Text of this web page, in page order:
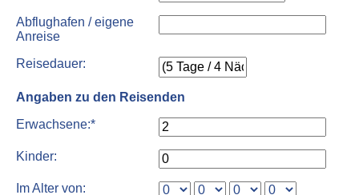
Abflughafen / eigene
Anreise
Reisedauer:
Angaben zu den Reisenden
Erwachsene:*
Kinder:
Im Alter von: